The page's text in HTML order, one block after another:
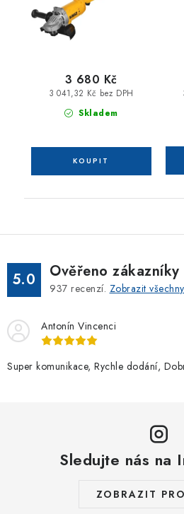
Skladem
3 041,32 Kč bez DPH
3 680 Kč
5.0 Ověřeno zákazníky
937 recenzí. Zobrazit
Antonín Vincenci
Super komunikace, Rychle dodání,
Sledujte nás na
ZOBRAZIT